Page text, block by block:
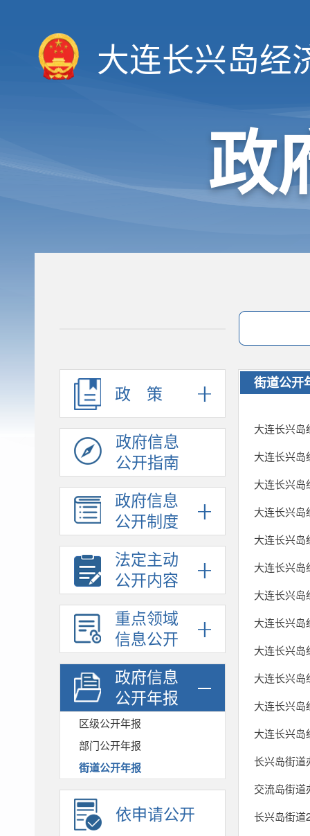
大连长兴岛经
政
政策
政府信息
公开指南
政府信息
公开制度
法定主动
公开内容
重点领域
信息公开
政府信息
公开年报
区级公开年报
部门公开年报
街道公开年报
依申请公开
街道公开
大连长兴岛
大连长兴岛
大连长兴岛
大连长兴岛
大连长兴岛
大连长兴岛
大连长兴岛
大连长兴岛
大连长兴岛
大连长兴岛
大连长兴岛
大连长兴岛
长兴岛街道
交流岛街道
长兴岛街道